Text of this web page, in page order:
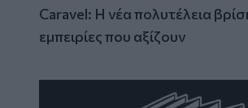
Caravel: Η νέα πολυτέλεια
εμπειρίες που αξίζουν